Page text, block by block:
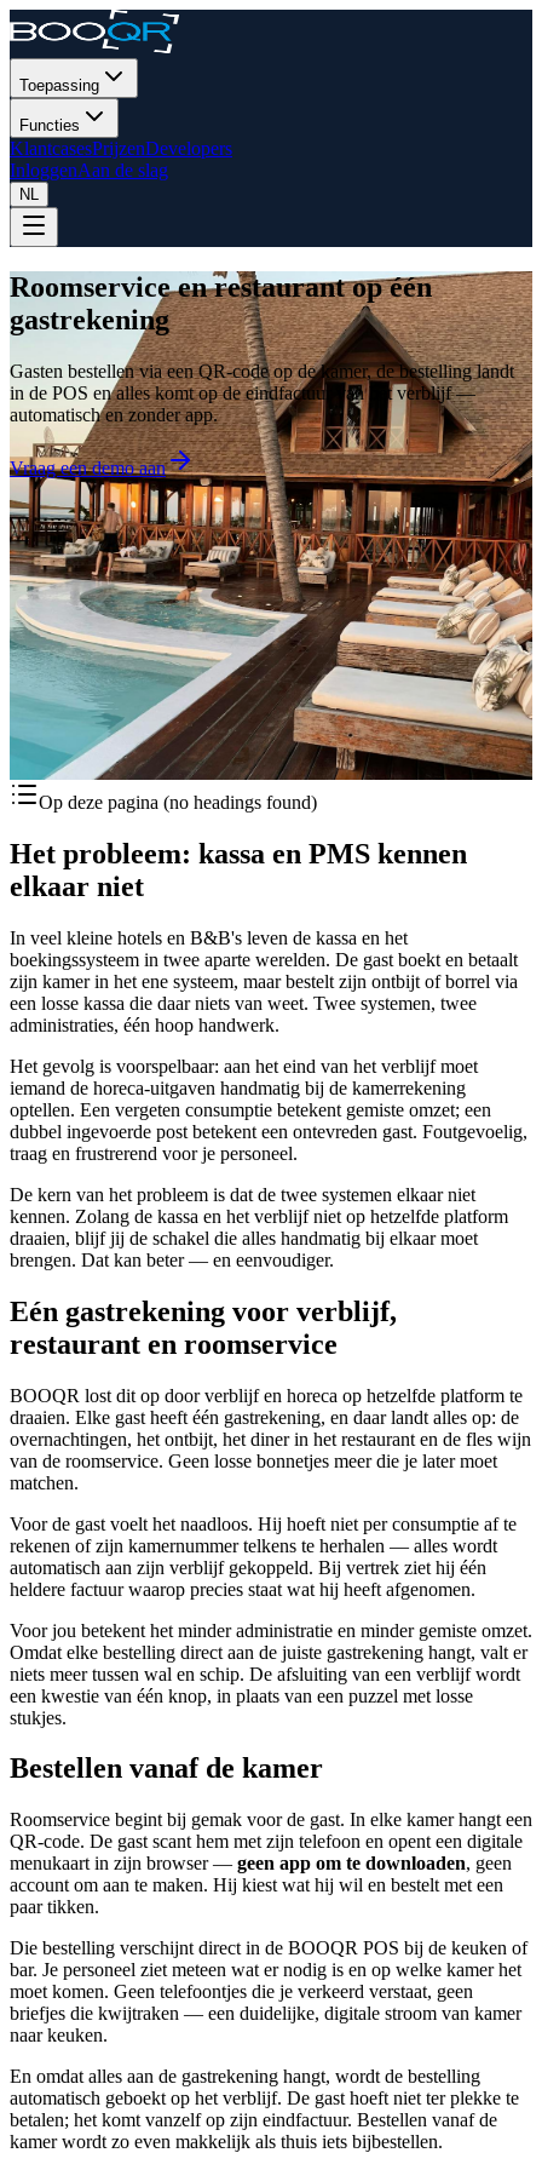
Toepassing
Functies
KlantcasesPrijzenDevelopers
InloggenAan de slag
NL
Roomservice en restaurant op één
gastrekening
Gasten bestellen via een QR-code op de kamer, de bestelling landt
in de POS en alles komt op de eindfactuur van het verblijf —
automatisch en zonder app.
Vraag een demo aan
Op deze pagina (no headings found)
Het probleem: kassa en PMS kennen
elkaar niet
In veel kleine hotels en B&B's leven de kassa en het
boekingssysteem in twee aparte werelden. De gast boekt en betaalt
zijn kamer in het ene systeem, maar bestelt zijn ontbijt of borrel via
een losse kassa die daar niets van weet. Twee systemen, twee
administraties, één hoop handwerk.
Het gevolg is voorspelbaar: aan het eind van het verblijf moet
iemand de horeca-uitgaven handmatig bij de kamerrekening
optellen. Een vergeten consumptie betekent gemiste omzet; een
dubbel ingevoerde post betekent een ontevreden gast. Foutgevoelig,
traag en frustrerend voor je personeel.
De kern van het probleem is dat de twee systemen elkaar niet
kennen. Zolang de kassa en het verblijf niet op hetzelfde platform
draaien, blijf jij de schakel die alles handmatig bij elkaar moet
brengen. Dat kan beter — en eenvoudiger.
Eén gastrekening voor verblijf,
restaurant en roomservice
BOOQR lost dit op door verblijf en horeca op hetzelfde platform te
draaien. Elke gast heeft één gastrekening, en daar landt alles op: de
overnachtingen, het ontbijt, het diner in het restaurant en de fles wijn
van de roomservice. Geen losse bonnetjes meer die je later moet
matchen.
Voor de gast voelt het naadloos. Hij hoeft niet per consumptie af te
rekenen of zijn kamernummer telkens te herhalen — alles wordt
automatisch aan zijn verblijf gekoppeld. Bij vertrek ziet hij één
heldere factuur waarop precies staat wat hij heeft afgenomen.
Voor jou betekent het minder administratie en minder gemiste omzet.
Omdat elke bestelling direct aan de juiste gastrekening hangt, valt er
niets meer tussen wal en schip. De afsluiting van een verblijf wordt
een kwestie van één knop, in plaats van een puzzel met losse
stukjes.
Bestellen vanaf de kamer
Roomservice begint bij gemak voor de gast. In elke kamer hangt een
QR-code. De gast scant hem met zijn telefoon en opent een digitale
menukaart in zijn browser — geen app om te downloaden, geen
account om aan te maken. Hij kiest wat hij wil en bestelt met een
paar tikken.
Die bestelling verschijnt direct in de BOOQR POS bij de keuken of
bar. Je personeel ziet meteen wat er nodig is en op welke kamer het
moet komen. Geen telefoontjes die je verkeerd verstaat, geen
briefjes die kwijtraken — een duidelijke, digitale stroom van kamer
naar keuken.
En omdat alles aan de gastrekening hangt, wordt de bestelling
automatisch geboekt op het verblijf. De gast hoeft niet ter plekke te
betalen; het komt vanzelf op zijn eindfactuur. Bestellen vanaf de
kamer wordt zo even makkelijk als thuis iets bijbestellen.